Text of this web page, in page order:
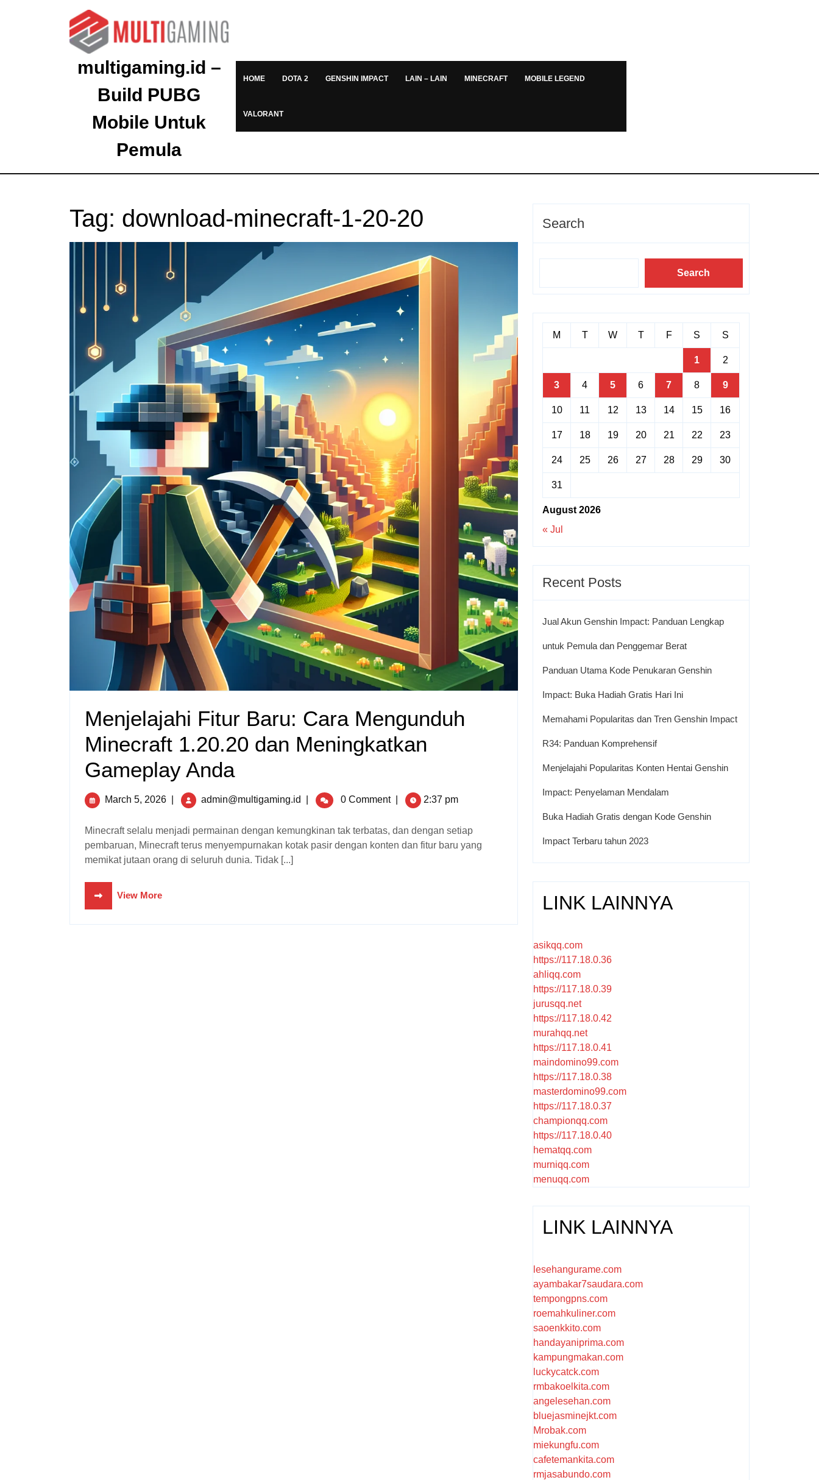
multigaming.id –
Build PUBG
Mobile Untuk
Pemula
HOME DOTA 2 GENSHIN IMPACT LAIN – LAIN MINECRAFT MOBILE LEGEND
VALORANT
Tag: download-minecraft-1-20-20
Menjelajahi Fitur Baru: Cara Mengunduh
Minecraft 1.20.20 dan Meningkatkan
Gameplay Anda
March 5, 2026 admin@multigaming.id 0 Comment 2:37 pm
Minecraft selalu menjadi permainan dengan kemungkinan tak terbatas, dan dengan setiap
pembaruan, Minecraft terus menyempurnakan kotak pasir dengan konten dan fitur baru yang
memikat jutaan orang di seluruh dunia. Tidak [...]
View More
Search
Search
August 2026
M T W T F S S
1 2
3 4 5 6 7 8 9
10 11 12 13 14 15 16
17 18 19 20 21 22 23
24 25 26 27 28 29 30
31
« Jul
Recent Posts
Jual Akun Genshin Impact: Panduan Lengkap
untuk Pemula dan Penggemar Berat
Panduan Utama Kode Penukaran Genshin
Impact: Buka Hadiah Gratis Hari Ini
Memahami Popularitas dan Tren Genshin Impact
R34: Panduan Komprehensif
Menjelajahi Popularitas Konten Hentai Genshin
Impact: Penyelaman Mendalam
Buka Hadiah Gratis dengan Kode Genshin
Impact Terbaru tahun 2023
LINK LAINNYA
asikqq.com
https://117.18.0.36
ahliqq.com
https://117.18.0.39
jurusqq.net
https://117.18.0.42
murahqq.net
https://117.18.0.41
maindomino99.com
https://117.18.0.38
masterdomino99.com
https://117.18.0.37
championqq.com
https://117.18.0.40
hematqq.com
murniqq.com
menuqq.com
LINK LAINNYA
lesehangurame.com
ayambakar7saudara.com
tempongpns.com
roemahkuliner.com
saoenkkito.com
handayaniprima.com
kampungmakan.com
luckycatck.com
rmbakoelkita.com
angelesehan.com
bluejasminejkt.com
Mrobak.com
miekungfu.com
cafetemankita.com
rmjasabundo.com